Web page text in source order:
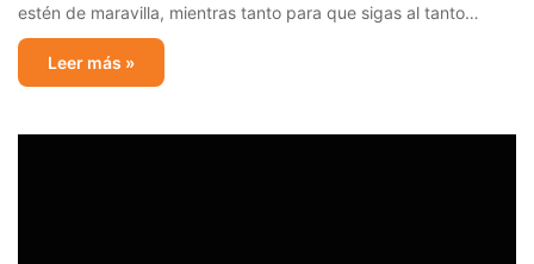
estén de maravilla, mientras tanto para que sigas al tanto…
Leer más »